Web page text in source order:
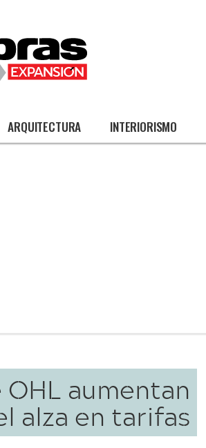
ARQUITECTURA INTERIORISMO
aumentan
alza en tarifas